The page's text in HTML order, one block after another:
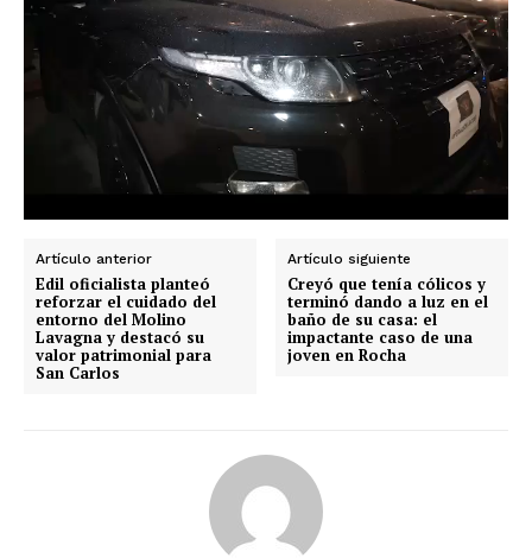
Artículo anterior
Edil oficialista planteó
reforzar el cuidado del
entorno del Molino
Lavagna y destacó su
valor patrimonial para
San Carlos
Artículo siguiente
Creyó que tenía cólicos y
terminó dando a luz en el
baño de su casa: el
impactante caso de una
joven en Rocha